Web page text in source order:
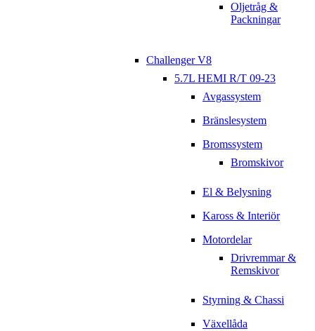
Oljetråg &
Packningar
Challenger V8
5.7L HEMI R/T 09-23
Avgassystem
Bränslesystem
Bromssystem
Bromskivor
El & Belysning
Kaross & Interiör
Motordelar
Drivremmar &
Remskivor
Styrning & Chassi
Växellåda